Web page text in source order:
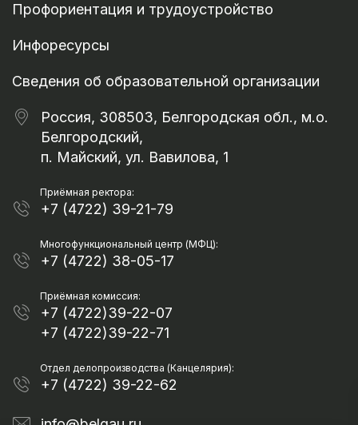
Профориентация и трудоустройство
Инфоресурсы
Сведения об образовательной организации
Россия, 308503, Белгородская обл., м.о.
Белгородский,
п. Майский, ул. Вавилова, 1
Приёмная ректора:
+7 (4722) 39-21-79
Многофункциональный центр (МФЦ):
+7 (4722) 38-05-17
Приёмная комиссия:
+7 (4722)39-22-07
+7 (4722)39-22-71
Отдел делопроизводства (Канцелярия):
+7 (4722) 39-22-62